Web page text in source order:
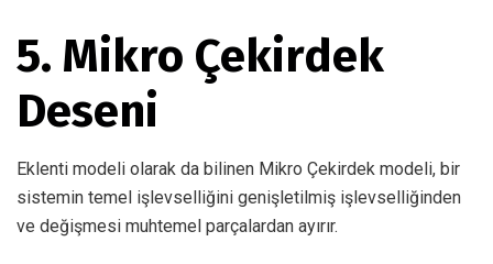
5. Mikro Çekirdek
Deseni
Eklenti modeli olarak da bilinen Mikro Çekirdek modeli, bir
sistemin temel işlevselliğini genişletilmiş işlevselliğinden
ve değişmesi muhtemel parçalardan ayırır.